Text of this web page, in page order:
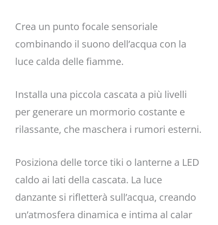
Crea un punto focale sensoriale
combinando il suono dell’acqua con la
luce calda delle fiamme.
Installa una piccola cascata a più livelli
per generare un mormorio costante e
rilassante, che maschera i rumori esterni.
Posiziona delle torce tiki o lanterne a LED
caldo ai lati della cascata. La luce
danzante si rifletterà sull’acqua, creando
un’atmosfera dinamica e intima al calar